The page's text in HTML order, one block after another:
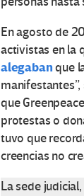
En agosto de
activistas en la
alegabanque
que
protestas o
tuvo que
creencias no
La sede